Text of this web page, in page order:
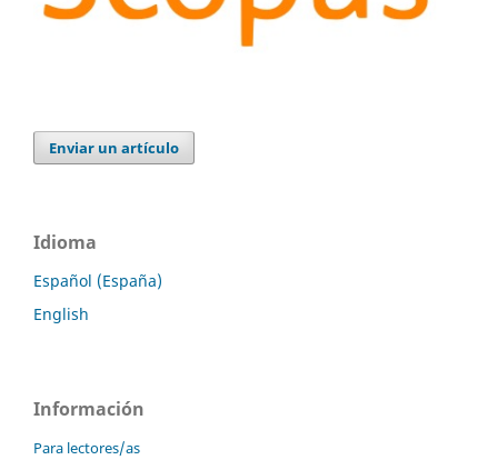
Enviar un artículo
Idioma
Español (España)
English
Información
Para lectores/as